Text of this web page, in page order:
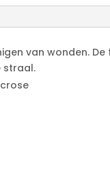
:
van wonden.
straal.